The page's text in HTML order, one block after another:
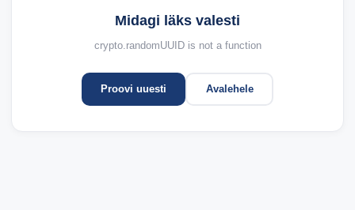
Midagi läks valesti
crypto.randomUUID is not a function
Proovi uuesti Avalehele